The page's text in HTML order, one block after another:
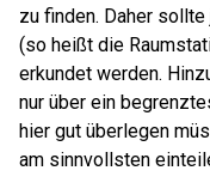
zu finden. Daher
(so heißt die
erkundet werden.
nur über ein
hier gut überlegen
am sinnvollsten